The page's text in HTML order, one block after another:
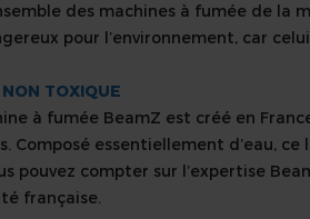
des machines à fumée de la
pour l’environnement, car
TOXIQUE
à fumée BeamZ est créé en
Composé essentiellement d’eau,
pouvez compter sur l’expertise
française.